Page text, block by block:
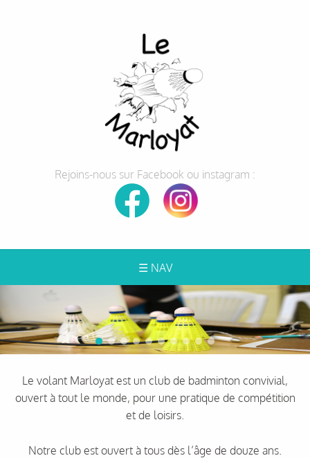
Rejoins-nous sur Facebook ou instagram :
☰ NAV
Le volant Marloyat est un club de badminton convivial,
ouvert à tout le monde, pour une pratique de compétition
et de loisirs.
Notre club est ouvert à tous dès l’âge de douze ans.